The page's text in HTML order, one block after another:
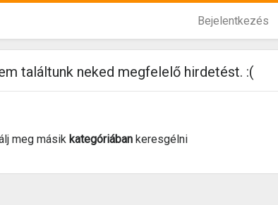
Bejelentkezés
találtunk neked megfelelő hirdetést. :(
meg másik kategóriában keresgélni